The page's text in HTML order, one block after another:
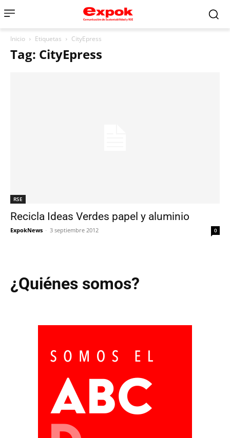
Inicio Etiquetas CityEpress
Tag: CityEpress
RSE
Recicla Ideas Verdes papel y aluminio
ExpokNews - 3 septiembre 2012 0
¿Quiénes somos?